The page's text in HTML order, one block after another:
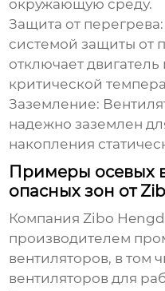
окружающую среду.
Защита от перегрева:
системой защиты от
отключает
критической
Заземление:
надежно заземлен
накопления
Примеры осевых
опасных зон от
КомпанияZibo
производителем
вентиляторов, в том
вентиляторов для